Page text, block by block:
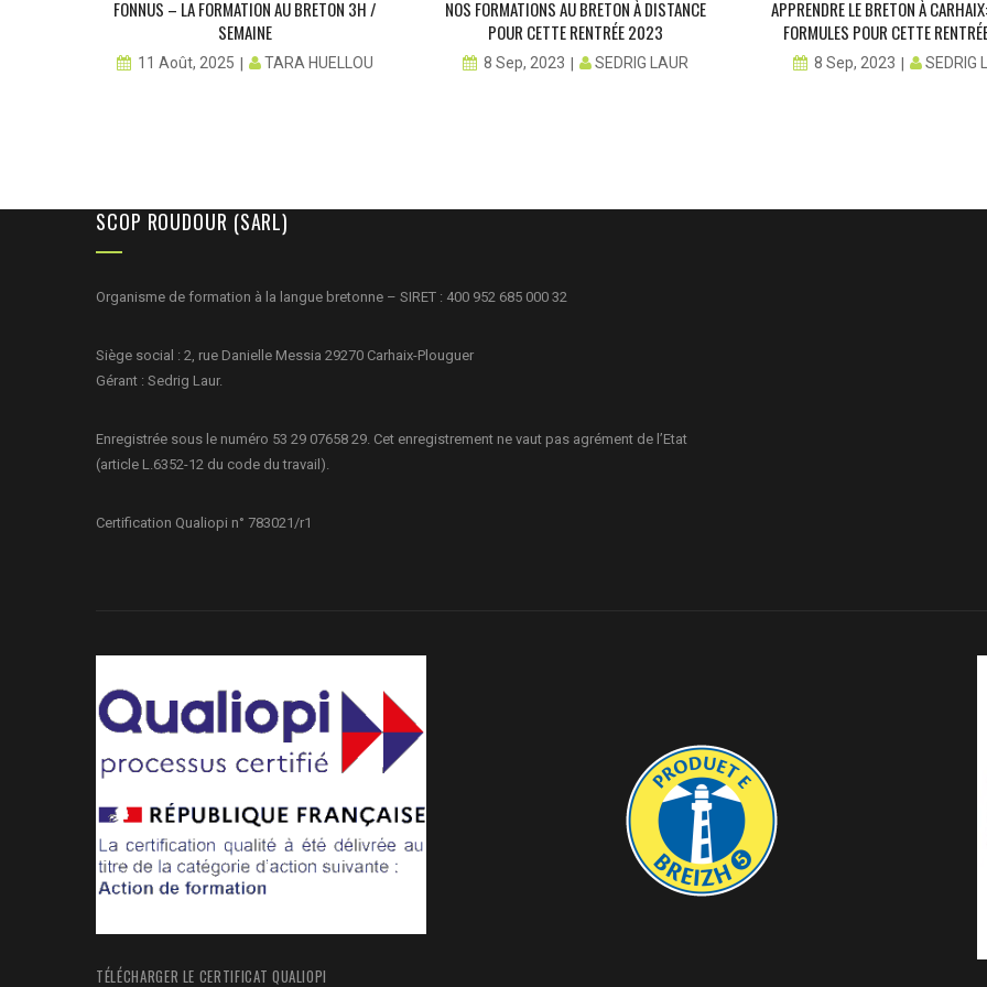
FONNUS – LA FORMATION AU BRETON 3H /
SEMAINE
11 Août, 2025 TARA HUELLOU
NOS FORMATIONS AU BRETON À DISTANCE
POUR CETTE RENTRÉE 2023
8 Sep, 2023 SEDRIG LAUR
APPRENDRE LE BRETON À
FORMULES POUR CETTE
8 Sep, 2023 SEDRIG
SCOP ROUDOUR (SARL)
Organisme de formation à la langue bretonne – SIRET : 400 952 685 000 32
Siège social : 2, rue Danielle Messia 29270 Carhaix-Plouguer
Gérant : Sedrig Laur.
Enregistrée sous le numéro 53 29 07658 29. Cet enregistrement ne vaut pas agrément de l’Etat
(article L.6352-12 du code du travail).
Certification Qualiopi n° 783021/r1
TÉLÉCHARGER LE CERTIFICAT QUALIOPI